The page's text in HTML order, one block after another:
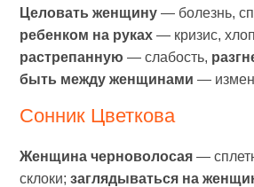
Целовать женщину — болезнь,
ребенком на руках — кризис,
растрепанную — слабость,
быть между женщинами —
Сонник Цветкова
Женщина черноволосая —
склоки;заглядываться на